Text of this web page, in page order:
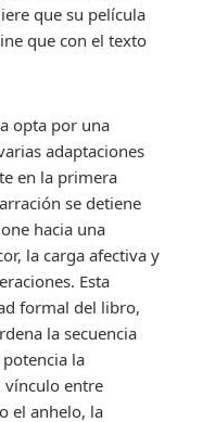
que su película
que con el texto
opta por una
adaptaciones
en la primera
se detiene
hacia una
la carga afectiva y
Esta
formal del libro,
la secuencia
la
vínculo entre
el anhelo, la